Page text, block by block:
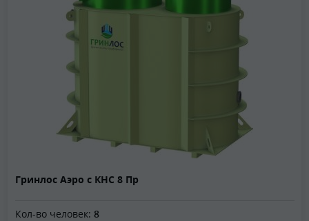
Гринлос Аэро с КНС 8 Пр
Кол-во человек: 8